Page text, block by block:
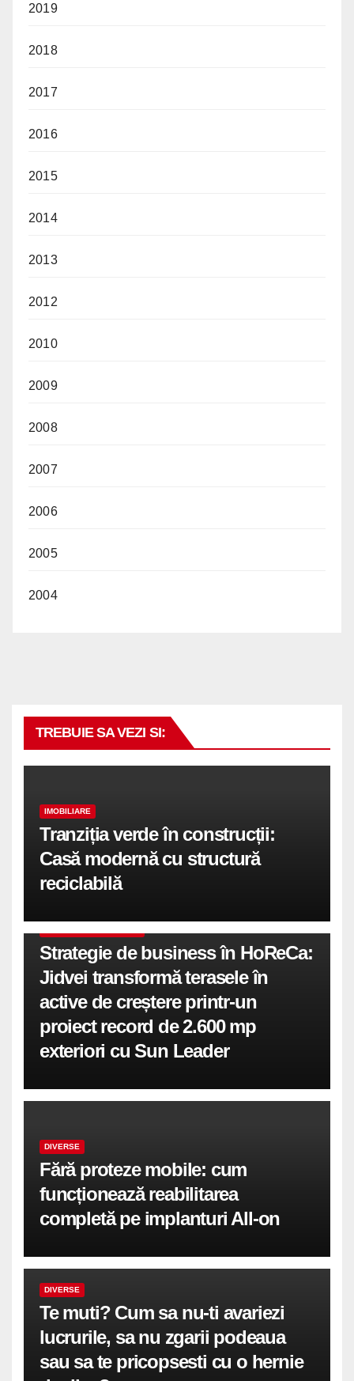
2019
2018
2017
2016
2015
2014
2013
2012
2010
2009
2008
2007
2006
2005
2004
TREBUIE SA VEZI SI:
IMOBILIARE
Tranziția verde în construcții:
Casă modernă cu structură
reciclabilă
Strategie de business în HoReCa:
Jidvei transformă terasele în
active de creștere printr-un
proiect record de 2.600 mp
exteriori cu Sun Leader
DIVERSE
Fără proteze mobile: cum
funcționează reabilitarea
completă pe implanturi All-on
DIVERSE
Te muti? Cum sa nu-ti avariezi
lucrurile, sa nu zgarii podeaua
sau sa te pricopsesti cu o hernie